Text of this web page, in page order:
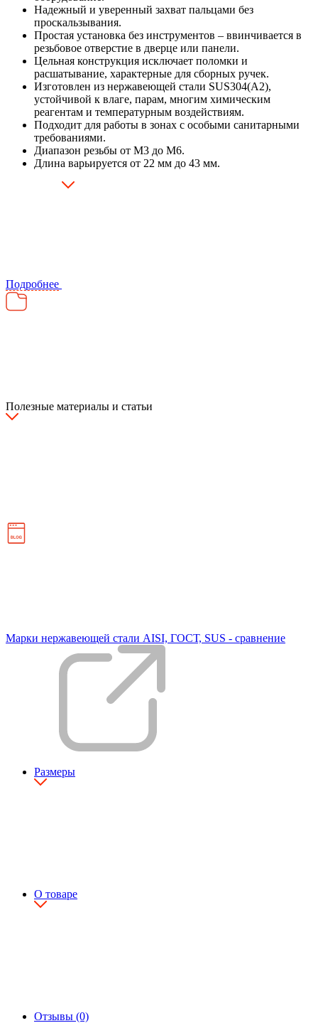
Надежный и уверенный захват пальцами без
проскальзывания.
Простая установка без инструментов – ввинчивается в
резьбовое отверстие в дверце или панели.
Цельная конструкция исключает поломки и
расшатывание, характерные для сборных ручек.
Изготовлен из нержавеющей стали SUS304(A2),
устойчивой к влаге, парам, многим химическим
реагентам и температурным воздействиям.
Подходит для работы в зонах с особыми санитарными
требованиями.
Диапазон резьбы от М3 до М6.
Длина варьируется от 22 мм до 43 мм.
Подробнее
Полезные материалы и статьи
Марки нержавеющей стали AISI, ГОСТ, SUS - сравнение
Размеры
О товаре
Отзывы (0)